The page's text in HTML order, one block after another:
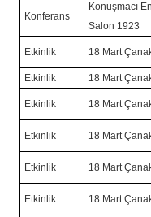
Konferans
Konuşmacı
Salon 1923
Etkinlik 18 Mart
Etkinlik 18 Mart
Etkinlik 18 Mart
Etkinlik 18 Mart
Etkinlik 18 Mart
Etkinlik 18 Mart